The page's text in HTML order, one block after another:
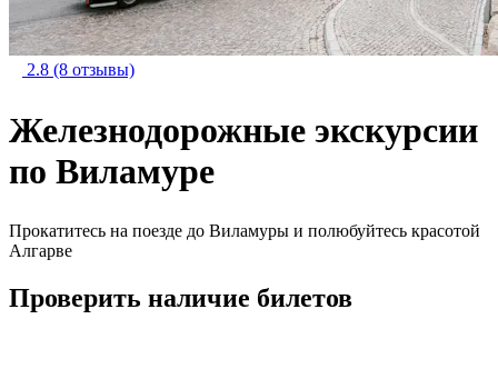
2.8 (8 отзывы)
Железнодорожные экскурсии
по Виламуре
Прокатитесь на поезде до Виламуры и полюбуйтесь красотой
Алгарве
Проверить наличие билетов